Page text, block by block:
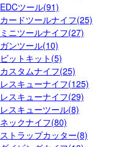
EDCツール(91)
カードツールナイフ(25)
ミニツールナイフ(27)
ガンツール(10)
ビットキット(5)
カスタムナイフ(25)
レスキューナイフ(125)
レスキューナイフ(29)
レスキューツール(8)
ネックナイフ(80)
ストラップカッター(8)